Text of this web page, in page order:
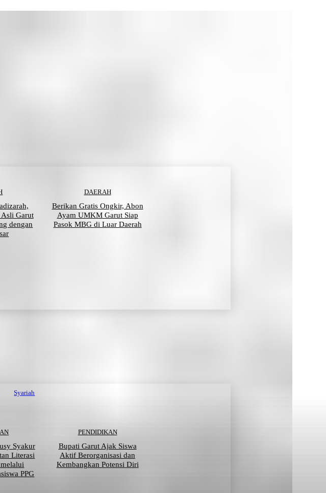
Garut
dengan
DAERAH
Berikan Gratis Ongkir, Abon
Ayam UMKM Garut Siap
Pasok MBG di Luar Daerah
Syariah
Syakur
Literasi
PPG
PENDIDIKAN
Bupati Garut Ajak Siswa
Aktif Berorganisasi dan
Kembangkan Potensi Diri